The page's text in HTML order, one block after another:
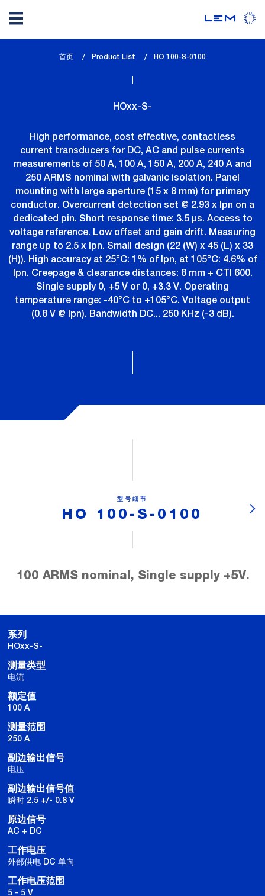
首页 Product List
lem_current_page
HO 100-S-0100
HOxx-S-
High performance, cost effective, contactless
current transducers for DC, AC and pulse currents
measurements of 50 A, 100 A, 150 A, 200 A, 240 A and
250 ARMS nominal with galvanic isolation. Panel
mounting with large aperture (15 x 8 mm) for primary
conductor. Overcurrent detection set @ 2.93 x Ipn on a
dedicated pin. Short response time: 3.5 µs. Access to
voltage reference. Low offset and gain drift. Measuring
range up to 2.5 x Ipn. Small design (22 (W) x 45 (L) x 33
(H)). High accuracy at 25°C: 1% of Ipn, at 105°C: 4.6% of
Ipn. Creepage & clearance distances: 8 mm + CTI 600.
Single supply 0, +5 V or 0, +3.3 V. Operating
temperature range: -40°C to +105°C. Voltage output
(0.8 V @ Ipn). Bandwidth DC... 250 KHz (-3 dB).
型号细节
HO 100-S-0100
100 ARMS nominal, Single supply +5V.
系列
HOxx-S-
测量类型
电流
额定值
100 A
测量范围
250 A
副边输出信号
电压
副边输出信号值
瞬时 2.5 +/- 0.8 V
原边信号
AC + DC
工作电压
外部供电 DC 单向
工作电压范围
5 - 5 V